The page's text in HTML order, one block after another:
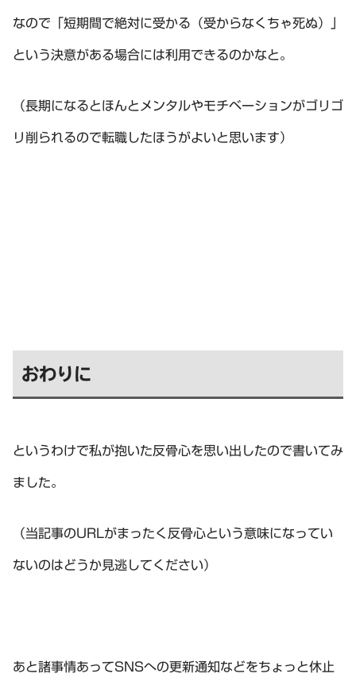
なので「短期間で絶対に受かる（受からなくちゃ死ぬ）」
という決意がある場合には利用できるのかなと。
（長期になるとほんとメンタルやモチベーションがゴリゴ
リ削られるので転職したほうがよいと思います）
おわりに
というわけで私が抱いた反骨心を思い出したので書いてみ
ました。
（当記事のURLがまったく反骨心という意味になってい
ないのはどうか見逃してください）
あと諸事情あってSNSへの更新通知などをちょっと休止